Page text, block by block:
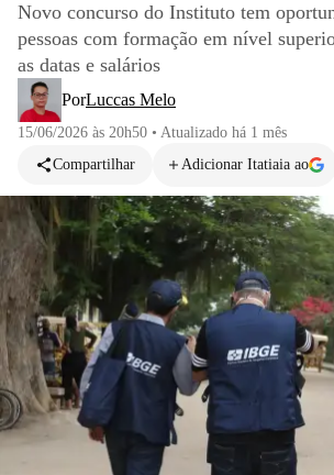
Novo concurso do Instituto tem
pessoas com formação em nível
as datas e salários
PorLuccas Melo
15/06/2026 às 20h50 • Atualizado há 1 mês
Compartilhar
Adicionar Itatiaia ao